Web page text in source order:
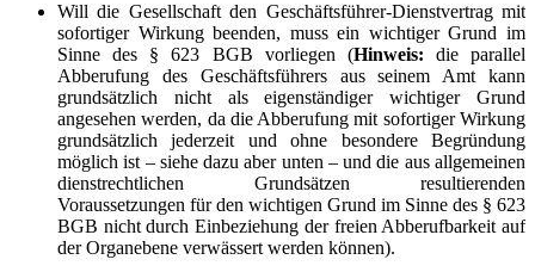
Will die Gesellschaft den Geschäftsführer-Dienstvertrag mit
sofortiger Wirkung beenden, muss ein wichtiger Grund im
Sinne des § 623 BGB vorliegen (Hinweis: die parallel
Abberufung des Geschäftsführers aus seinem Amt kann
grundsätzlich nicht als eigenständiger wichtiger Grund
angesehen werden, da die Abberufung mit sofortiger Wirkung
grundsätzlich jederzeit und ohne besondere Begründung
möglich ist – siehe dazu aber unten – und die aus allgemeinen
dienstrechtlichen Grundsätzen resultierenden
Voraussetzungen für den wichtigen Grund im Sinne des § 623
BGB nicht durch Einbeziehung der freien Abberufbarkeit auf
der Organebene verwässert werden können).